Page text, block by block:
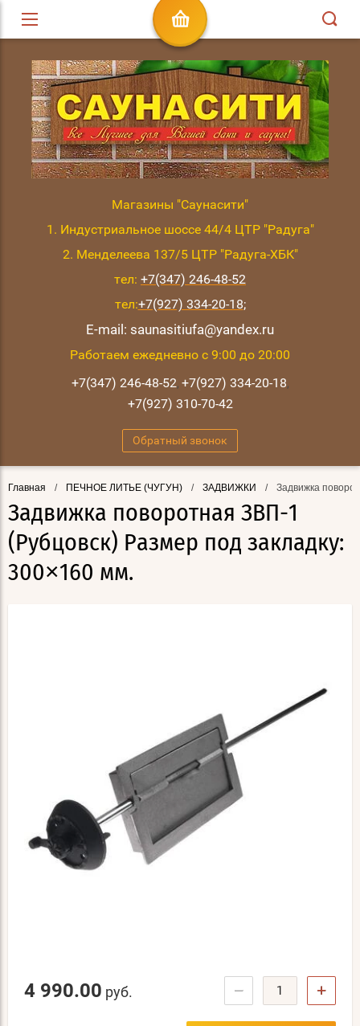
Магазины "Саунасити"
1. Индустриальное шоссе 44/4 ЦТР "Радуга"
2. Менделеева 137/5 ЦТР "Радуга-ХБК"
тел: +7(347) 246-48-52
тел:+7(927) 334-20-18;
E-mail: saunasitiufa@yandex.ru
Работаем ежедневно с 9:00 до 20:00
+7(347) 246-48-52, +7(927) 334-20-18,
+7(927) 310-70-42
Обратный звонок
Главная / ПЕЧНОЕ ЛИТЬЕ (ЧУГУН) / ЗАДВИЖКИ / Задвижка
Задвижка поворотная ЗВП-1
(Рубцовск) Размер под закладку:
300×160 мм.
4 990.00 руб. − +